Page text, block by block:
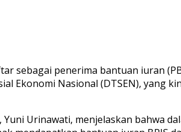
sebagai penerima bantuan iuran
Ekonomi Nasional (DTSEN), yang
Urinawati, menjelaskan bahwa